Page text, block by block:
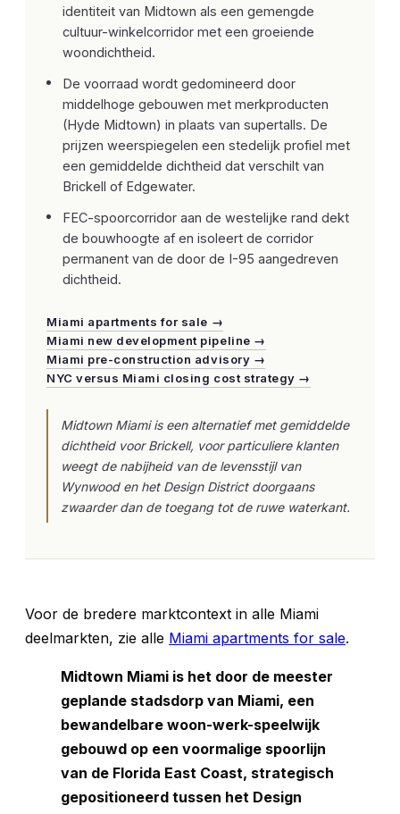
identiteit van Midtown als een gemengde
cultuur-winkelcorridor met een groeiende
woondichtheid.
De voorraad wordt gedomineerd door
middelhoge gebouwen met merkproducten
(Hyde Midtown) in plaats van supertalls. De
prijzen weerspiegelen een stedelijk profiel met
een gemiddelde dichtheid dat verschilt van
Brickell of Edgewater.
FEC-spoorcorridor aan de westelijke rand dekt
de bouwhoogte af en isoleert de corridor
permanent van de door de I-95 aangedreven
dichtheid.
Miami apartments for sale →
Miami new development pipeline →
Miami pre-construction advisory →
NYC versus Miami closing cost strategy →
Midtown Miami is een alternatief met gemiddelde
dichtheid voor Brickell, voor particuliere klanten
weegt de nabijheid van de levensstijl van
Wynwood en het Design District doorgaans
zwaarder dan de toegang tot de ruwe waterkant.
Voor de bredere marktcontext in alle Miami
deelmarkten, zie alle Miami apartments for sale.
Midtown Miami is het door de meester
geplande stadsdorp van Miami, een
bewandelbare woon-werk-speelwijk
gebouwd op een voormalige spoorlijn
van de Florida East Coast, strategisch
gepositioneerd tussen het Design